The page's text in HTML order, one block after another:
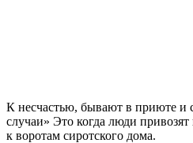
К несчастью, бывают в приюте и
случаи» Это когда люди
к воротам сиротского дома.